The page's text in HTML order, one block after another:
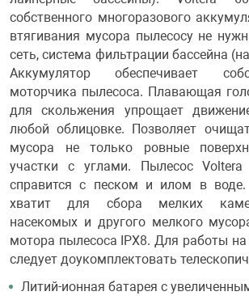
собственного многоразового
втягивания мусора пылесосу не
сеть, система фильтрации бассейна
Аккумулятор обеспечивает
моторчика пылесоса. Плавающая
для скольжения упрощает
любой облицовке. Позволяет
мусора не только ровные
участки с углами. Пылесос
справится с песком и илом в
хватит для сбора мелких
насекомых и другого мелкого
мотора пылесоса IPX8. Для работы на
следует доукомплектовать
Литий-ионная батарея с